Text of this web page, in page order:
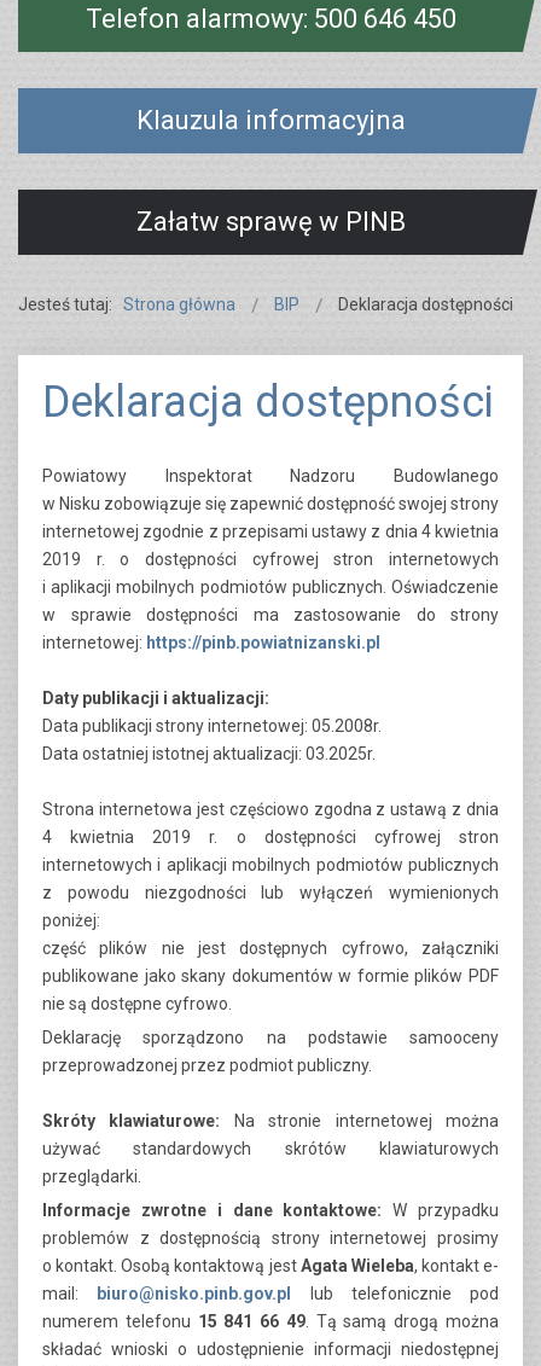
Telefon alarmowy: 500 646 450
Klauzula informacyjna
Załatw sprawę w PINB
Jesteś tutaj: Strona główna BIP Deklaracja dostępności
Deklaracja dostępności
Powiatowy Inspektorat Nadzoru Budowlanego
w Nisku zobowiązuje się zapewnić dostępność swojej strony
internetowej zgodnie z przepisami ustawy z dnia 4 kwietnia
2019 r. o dostępności cyfrowej stron internetowych
i aplikacji mobilnych podmiotów publicznych. Oświadczenie
w sprawie dostępności ma zastosowanie do strony
internetowej: https://pinb.powiatnizanski.pl
Daty publikacji i aktualizacji:
Data publikacji strony internetowej: 05.2008r.
Data ostatniej istotnej aktualizacji: 03 .2025r.
Strona internetowa jest częściowo zgodna z ustawą z dnia
4 kwietnia 2019 r. o dostępności cyfrowej stron
internetowych i aplikacji mobilnych podmiotów publicznych
z powodu niezgodności lub wyłączeń wymienionych
poniżej:
część plików nie jest dostępnych cyfrowo, załączniki
publikowane jako skany dokumentów w formie plików PDF
nie są dostępne cyfrowo.
Deklarację sporządzono na podstawie samooceny
przeprowadzonej przez podmiot publiczny.
Skróty klawiaturowe: Na stronie internetowej można
używać standardowych skrótów klawiaturowych
przeglądarki.
Informacje zwrotne i dane kontaktowe: W przypadku
problemów z dostępnością strony internetowej prosimy
o kontakt. Osobą kontaktową jestAgata Wieleba, kontakte-
mail:
biuro@nisko.pinb.gov.pl
lub telefonicznie pod
numerem telefonu 15 841 66 49. Tą samą drogą można
składać wnioski o udostępnienie informacji niedostępnej